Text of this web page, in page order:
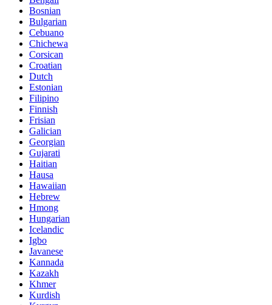
Bosnian
Bulgarian
Cebuano
Chichewa
Corsican
Croatian
Dutch
Estonian
Filipino
Finnish
Frisian
Galician
Georgian
Gujarati
Haitian
Hausa
Hawaiian
Hebrew
Hmong
Hungarian
Icelandic
Igbo
Javanese
Kannada
Kazakh
Khmer
Kurdish